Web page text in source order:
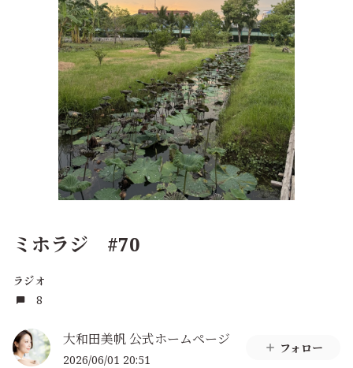
ミホラジ #70
ラジオ
8
大和田美帆 公式ホームページ
2026/06/01 20:51
フォロー